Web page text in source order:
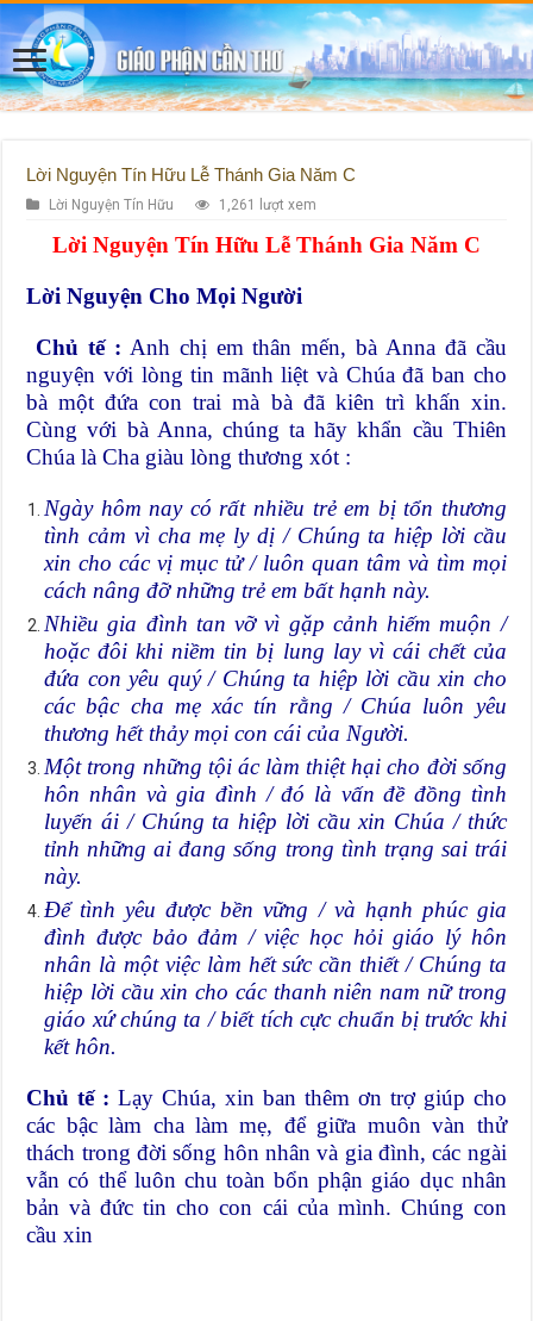
Lời Nguyện Tín Hữu Lễ Thánh Gia Năm C
Lời Nguyện Tín Hữu 1,261 lượt xem
Lời Nguyện Tín Hữu Lễ Thánh Gia Năm C
Lời Nguyện Cho Mọi Người
Chủ tế : Anh chị em thân mến, bà Anna đã cầu
nguyện với lòng tin mãnh liệt và Chúa đã ban cho
bà một đứa con trai mà bà đã kiên trì khấn xin.
Cùng với bà Anna, chúng ta hãy khẩn cầu Thiên
Chúa là Cha giàu lòng thương xót :
Ngày hôm nay có rất nhiều trẻ em bị tổn thương
tình cảm vì cha mẹ ly dị / Chúng ta hiệp lời cầu
xin cho các vị mục tử / luôn quan tâm và tìm mọi
cách nâng đỡ những trẻ em bất hạnh này.
Nhiều gia đình tan vỡ vì gặp cảnh hiếm muộn /
hoặc đôi khi niềm tin bị lung lay vì cái chết của
đứa con yêu quý / Chúng ta hiệp lời cầu xin cho
các bậc cha mẹ xác tín rằng / Chúa luôn yêu
thương hết thảy mọi con cái của Người.
Một trong những tội ác làm thiệt hại cho đời sống
hôn nhân và gia đình / đó là vấn đề đồng tình
luyến ái / Chúng ta hiệp lời cầu xin Chúa / thức
tỉnh những ai đang sống trong tình trạng sai trái
này.
Để tình yêu được bền vững / và hạnh phúc gia
đình được bảo đảm / việc học hỏi giáo lý hôn
nhân là một việc làm hết sức cần thiết / Chúng ta
hiệp lời cầu xin cho các thanh niên nam nữ trong
giáo xứ chúng ta / biết tích cực chuẩn bị trước khi
kết hôn.
Chủ tế : Lạy Chúa, xin ban thêm ơn trợ giúp cho
các bậc làm cha làm mẹ, để giữa muôn vàn thử
thách trong đời sống hôn nhân và gia đình, các ngài
vẫn có thể luôn chu toàn bổn phận giáo dục nhân
bản và đức tin cho con cái của mình. Chúng con
cầu xin